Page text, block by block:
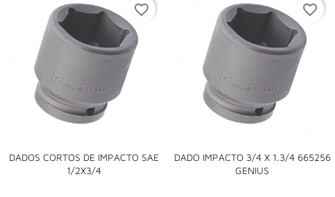
DADOS CORTOS DE IMPACTO SAE
1/2X3/4

favorite_border
DADO IMPACTO 3/4 X 1.3/4 665256
GENIUS

favorite_border